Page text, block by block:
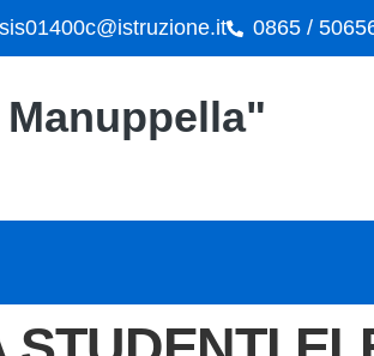
0865 /
Manuppella"